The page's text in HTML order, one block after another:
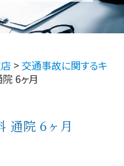
> 交通事故に関するキ
6ヶ月
通院 6ヶ月